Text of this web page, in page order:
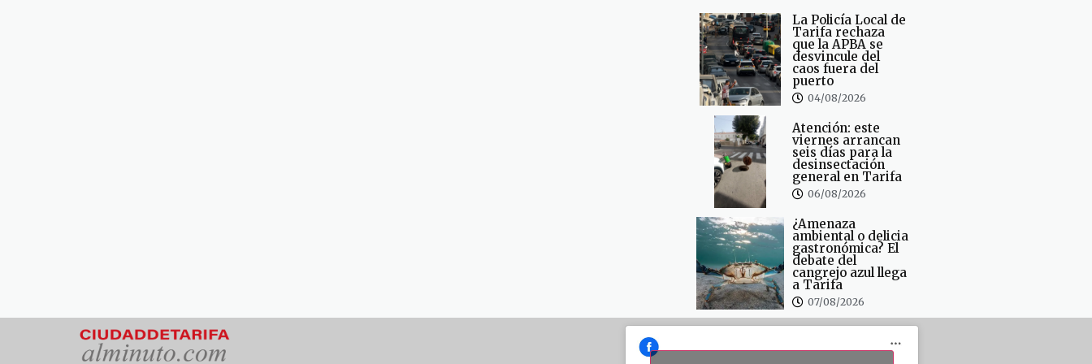
La Policía Local de
Tarifa rechaza
que la APBA se
desvincule del
caos fuera del
puerto
04/08/2026
Atención: este
viernes arrancan
seis días para la
desinsectación
general en Tarifa
06/08/2026
¿Amenaza
ambiental o delicia
gastronómica? El
debate del
cangrejo azul llega
a Tarifa
07/08/2026